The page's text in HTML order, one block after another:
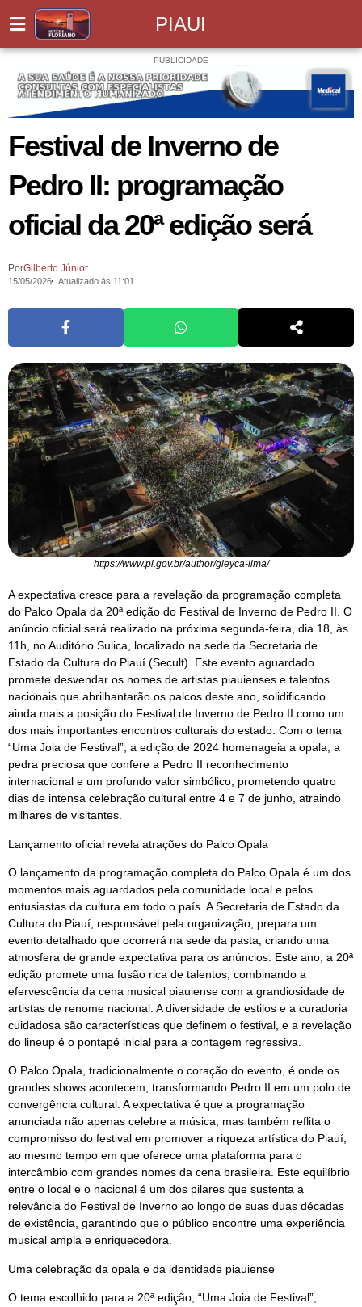
PIAUI
PUBLICIDADE
Festival de Inverno de
Pedro II: programação
oficial da 20ª edição será
PorGilberto Júnior
15/05/2026 Atualizado às 11:01
https://www.pi.gov.br/author/gleyca-lima/
A expectativa cresce para a revelação da programação completa
do Palco Opala da 20ª edição do Festival de Inverno de Pedro II. O
anúncio oficial será realizado na próxima segunda-feira, dia 18, às
11h, no Auditório Sulica, localizado na sede da Secretaria de
Estado da Cultura do Piauí (Secult). Este evento aguardado
promete desvendar os nomes de artistas piauienses e talentos
nacionais que abrilhantarão os palcos deste ano, solidificando
ainda mais a posição do Festival de Inverno de Pedro II como um
dos mais importantes encontros culturais do estado. Com o tema
“Uma Joia de Festival”, a edição de 2024 homenageia a opala, a
pedra preciosa que confere a Pedro II reconhecimento
internacional e um profundo valor simbólico, prometendo quatro
dias de intensa celebração cultural entre 4 e 7 de junho, atraindo
milhares de visitantes.
Lançamento oficial revela atrações do Palco Opala
O lançamento da programação completa do Palco Opala é um dos
momentos mais aguardados pela comunidade local e pelos
entusiastas da cultura em todo o país. A Secretaria de Estado da
Cultura do Piauí, responsável pela organização, prepara um
evento detalhado que ocorrerá na sede da pasta, criando uma
atmosfera de grande expectativa para os anúncios. Este ano, a 20ª
edição promete uma fusão rica de talentos, combinando a
efervescência da cena musical piauiense com a grandiosidade de
artistas de renome nacional. A diversidade de estilos e a curadoria
cuidadosa são características que definem o festival, e a revelação
do lineup é o pontapé inicial para a contagem regressiva.
O Palco Opala, tradicionalmente o coração do evento, é onde os
grandes shows acontecem, transformando Pedro II em um polo de
convergência cultural. A expectativa é que a programação
anunciada não apenas celebre a música, mas também reflita o
compromisso do festival em promover a riqueza artística do Piauí,
ao mesmo tempo em que oferece uma plataforma para o
intercâmbio com grandes nomes da cena brasileira. Este equilíbrio
entre o local e o nacional é um dos pilares que sustenta a
relevância do Festival de Inverno ao longo de suas duas décadas
de existência, garantindo que o público encontre uma experiência
musical ampla e enriquecedora.
Uma celebração da opala e da identidade piauiense
O tema escolhido para a 20ª edição, “Uma Joia de Festival”,